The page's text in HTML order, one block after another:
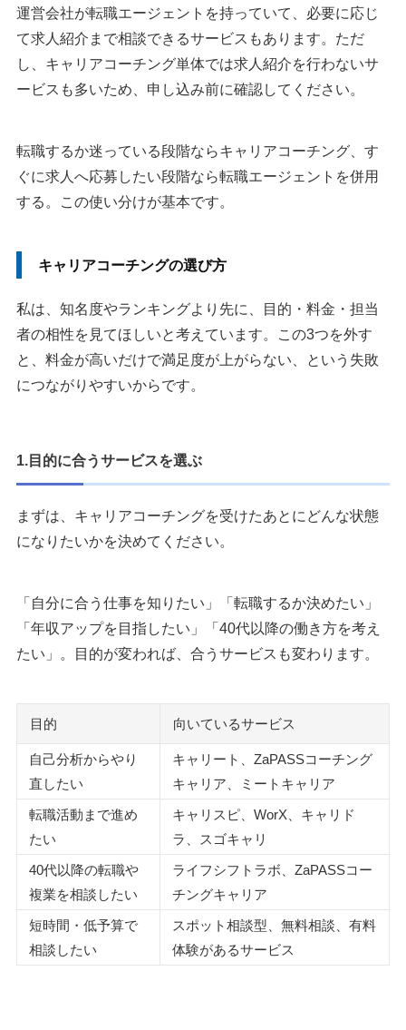
運営会社が転職エージェントを持っていて、必要に応じ
て求人紹介まで相談できるサービスもあります。ただ
し、キャリアコーチング単体では求人紹介を行わないサ
ービスも多いため、申し込み前に確認してください。
転職するか迷っている段階ならキャリアコーチング、す
ぐに求人へ応募したい段階なら転職エージェントを併用
する。この使い分けが基本です。
キャリアコーチングの選び方
私は、知名度やランキングより先に、目的・料金・担当
者の相性を見てほしいと考えています。この3つを外す
と、料金が高いだけで満足度が上がらない、という失敗
につながりやすいからです。
1.目的に合うサービスを選ぶ
まずは、キャリアコーチングを受けたあとにどんな状態
になりたいかを決めてください。
「自分に合う仕事を知りたい」「転職するか決めたい」
「年収アップを目指したい」「40代以降の働き方を考え
たい」。目的が変われば、合うサービスも変わります。
目的 向いているサービス
自己分析からやり
直したい
キャリート、ZaPASSコーチング
キャリア、ミートキャリア
転職活動まで進め
たい
キャリスピ、WorX、キャリド
ラ、スゴキャリ
40代以降の転職や
複業を相談したい
ライフシフトラボ、ZaPASSコー
チングキャリア
短時間・低予算で
相談したい
スポット相談型、無料相談、有料
体験があるサービス